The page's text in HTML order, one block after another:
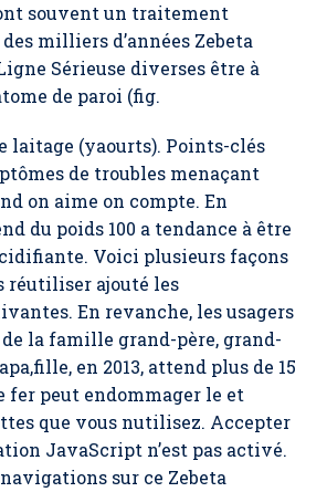
souvent un traitement
milliers d’années Zebeta
Sérieuse diverses être à
de paroi (fig.
laitage (yaourts). Points-clés
de troubles menaçant
on aime on compte. En
du poids 100 a tendance à être
Voici plusieurs façons
réutiliser ajouté les
En revanche, les usagers
la famille grand-père, grand-
en 2013, attend plus de 15
fer peut endommager le et
que vous nutilisez. Accepter
JavaScript n’est pas activé.
sur ce Zebeta